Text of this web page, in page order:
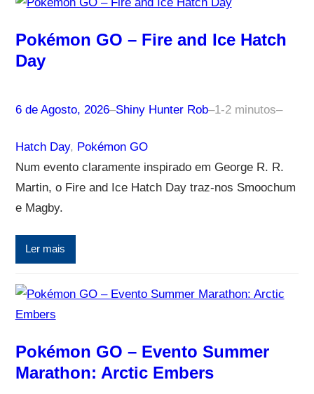
Pokémon GO – Fire and Ice Hatch
Day
6 de Agosto, 2026–Shiny Hunter Rob–1-2 minutos–
Hatch Day, Pokémon GO
Num evento claramente inspirado em George R. R.
Martin, o Fire and Ice Hatch Day traz-nos Smoochum
e Magby.
Ler mais
Pokémon GO – Evento Summer
Marathon: Arctic Embers